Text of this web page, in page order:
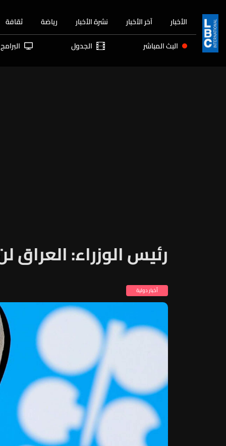
الأخبار آخر الأخبار نشرة الأخبار رياضة ثقافة
البث المباشر الجدول البرامج
رئيس الوزراء:
أخبار دولية